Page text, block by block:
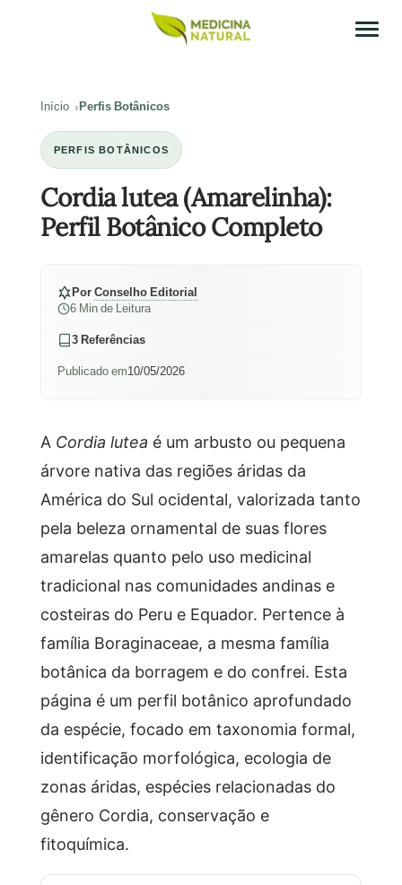
Início Perfis Botânicos
PERFIS BOTÂNICOS
Cordia lutea (Amarelinha):
Perfil Botânico Completo
PorConselho Editorial
6 Min de Leitura
3 Referências
Publicado em10/05/2026
A Cordia lutea é um arbusto ou pequena
árvore nativa das regiões áridas da
América do Sul ocidental, valorizada tanto
pela beleza ornamental de suas flores
amarelas quanto pelo uso medicinal
tradicional nas comunidades andinas e
costeiras do Peru e Equador. Pertence à
família Boraginaceae, a mesma família
botânica da borragem e do confrei. Esta
página é um perfil botânico aprofundado
da espécie, focado em taxonomia formal,
identificação morfológica, ecologia de
zonas áridas, espécies relacionadas do
gênero Cordia, conservação e
fitoquímica.